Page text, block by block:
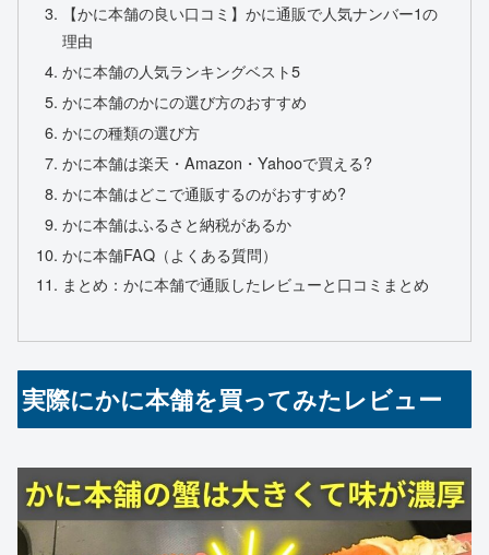
【かに本舗の良い口コミ】かに通販で人気ナンバー1の
理由
かに本舗の人気ランキングベスト5
かに本舗のかにの選び方のおすすめ
かにの種類の選び方
かに本舗は楽天・Amazon・Yahooで買える?
かに本舗はどこで通販するのがおすすめ?
かに本舗はふるさと納税があるか
かに本舗FAQ（よくある質問）
まとめ：かに本舗で通販したレビューと口コミまとめ
実際にかに本舗を買ってみたレビュー